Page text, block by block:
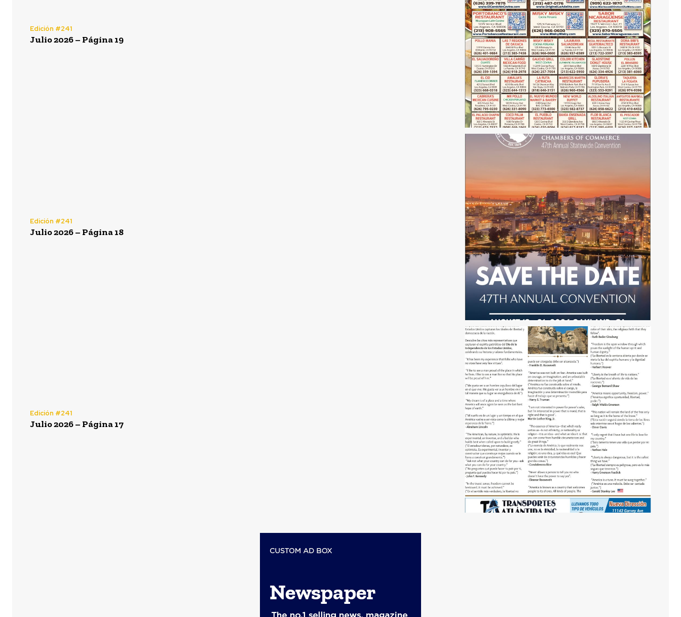
Edición #241
Julio 2026 – Página 19
Edición #241
Julio 2026 – Página 18
Edición #241
Julio 2026 – Página 17